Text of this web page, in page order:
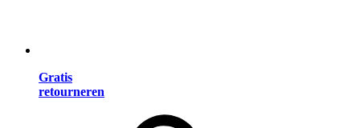
Gratis
retourneren